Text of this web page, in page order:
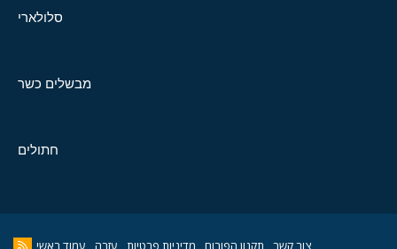
סלולארי
מבשלים כשר
חתולים
צור קשר תקנון הפורום מדיניות פרטיות עזרה עמוד ראשי